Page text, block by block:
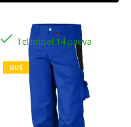
 Tellimisel 14 päeva
UUS